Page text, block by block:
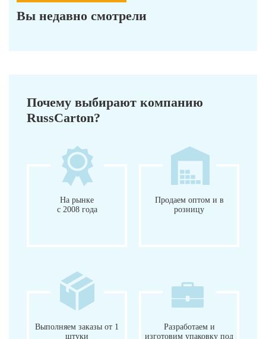
Вы недавно смотрели
Почему выбирают компанию
RussCarton?
На рынке
с 2008 года
Продаем оптом и в
розницу
Выполняем заказы от 1
штуки
Разработаем и
изготовим упаковку под